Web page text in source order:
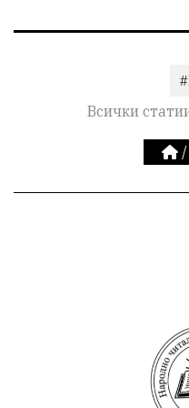
Всички
/